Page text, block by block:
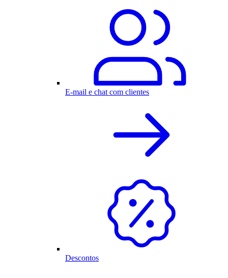
E-mail e chat com clientes
Descontos